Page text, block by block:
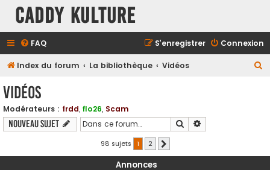
Caddy Kulture
FAQ Connexion
S’enregistrer
Index du forum La bibliothèque Vidéos
c
Vidéos
Modérateurs : frdd, flo26, Scam
Nouveau sujet Rechercher
98 sujets 1 2
Annonces